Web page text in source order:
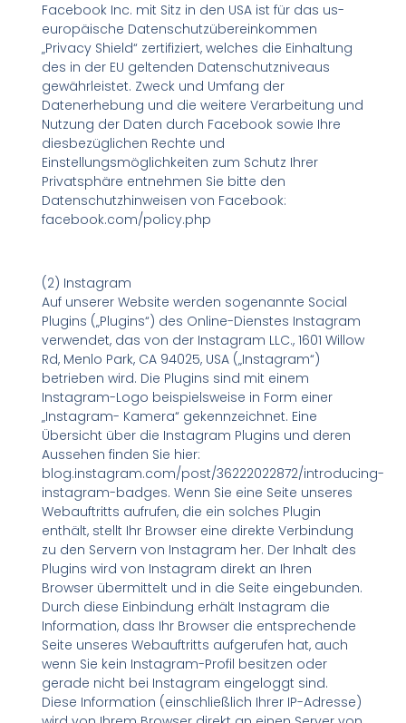
Facebook Inc. mit Sitz in den USA ist für das us-
europäische Datenschutzübereinkommen
„Privacy Shield“ zertifiziert, welches die Einhaltung
des in der EU geltenden Datenschutzniveaus
gewährleistet. Zweck und Umfang der
Datenerhebung und die weitere Verarbeitung und
Nutzung der Daten durch Facebook sowie Ihre
diesbezüglichen Rechte und
Einstellungsmöglichkeiten zum Schutz Ihrer
Privatsphäre entnehmen Sie bitte den
Datenschutzhinweisen von Facebook:
facebook.com/policy.php
(2) Instagram
Auf unserer Website werden sogenannte Social
Plugins („Plugins“) des Online-Dienstes Instagram
verwendet, das von der Instagram LLC., 1601 Willow
Rd, Menlo Park, CA 94025, USA („Instagram“)
betrieben wird. Die Plugins sind mit einem
Instagram-Logo beispielsweise in Form einer
„Instagram- Kamera“ gekennzeichnet. Eine
Übersicht über die Instagram Plugins und deren
Aussehen finden Sie hier:
blog.instagram.com/post/36222022872/introducing-
instagram-badges. Wenn Sie eine Seite unseres
Webauftritts aufrufen, die ein solches Plugin
enthält, stellt Ihr Browser eine direkte Verbindung
zu den Servern von Instagram her. Der Inhalt des
Plugins wird von Instagram direkt an Ihren
Browser übermittelt und in die Seite eingebunden.
Durch diese Einbindung erhält Instagram die
Information, dass Ihr Browser die entsprechende
Seite unseres Webauftritts aufgerufen hat, auch
wenn Sie kein Instagram-Profil besitzen oder
gerade nicht bei Instagram eingeloggt sind.
Diese Information (einschließlich Ihrer IP-Adresse)